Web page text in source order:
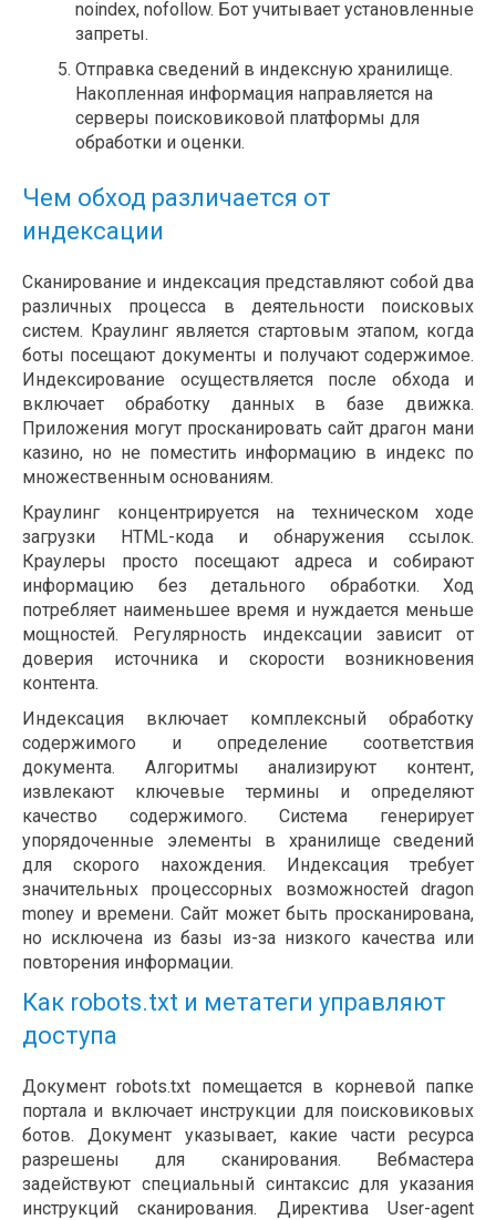
noindex, nofollow. Бот учитывает установленные
запреты.
Отправка сведений в индексную хранилище.
Накопленная информация направляется на
серверы поисковиковой платформы для
обработки и оценки.
Чем обход различается от
индексации
Сканирование и индексация представляют собой два
различных процесса в деятельности поисковых
систем. Краулинг является стартовым этапом, когда
боты посещают документы и получают содержимое.
Индексирование осуществляется после обхода и
включает обработку данных в базе движка.
Приложения могут просканировать сайт драгон мани
казино, но не поместить информацию в индекс по
множественным основаниям.
Краулинг концентрируется на техническом ходе
загрузки HTML-кода и обнаружения ссылок.
Краулеры просто посещают адреса и собирают
информацию без детального обработки. Ход
потребляет наименьшее время и нуждается меньше
мощностей. Регулярность индексации зависит от
доверия источника и скорости возникновения
контента.
Индексация включает комплексный обработку
содержимого и определение соответствия
документа. Алгоритмы анализируют контент,
извлекают ключевые термины и определяют
качество содержимого. Система генерирует
упорядоченные элементы в хранилище сведений
для скорого нахождения. Индексация требует
значительных процессорных возможностей dragon
money и времени. Сайт может быть просканирована,
но исключена из базы из-за низкого качества или
повторения информации.
Как robots.txt и метатеги управляют
доступа
Документ robots.txt помещается в корневой папке
портала и включает инструкции для поисковиковых
ботов. Документ указывает, какие части ресурса
разрешены для сканирования. Вебмастера
задействуют специальный синтаксис для указания
инструкций сканирования. Директива User-agent